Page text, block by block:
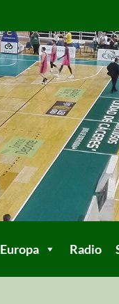
Europa Radio